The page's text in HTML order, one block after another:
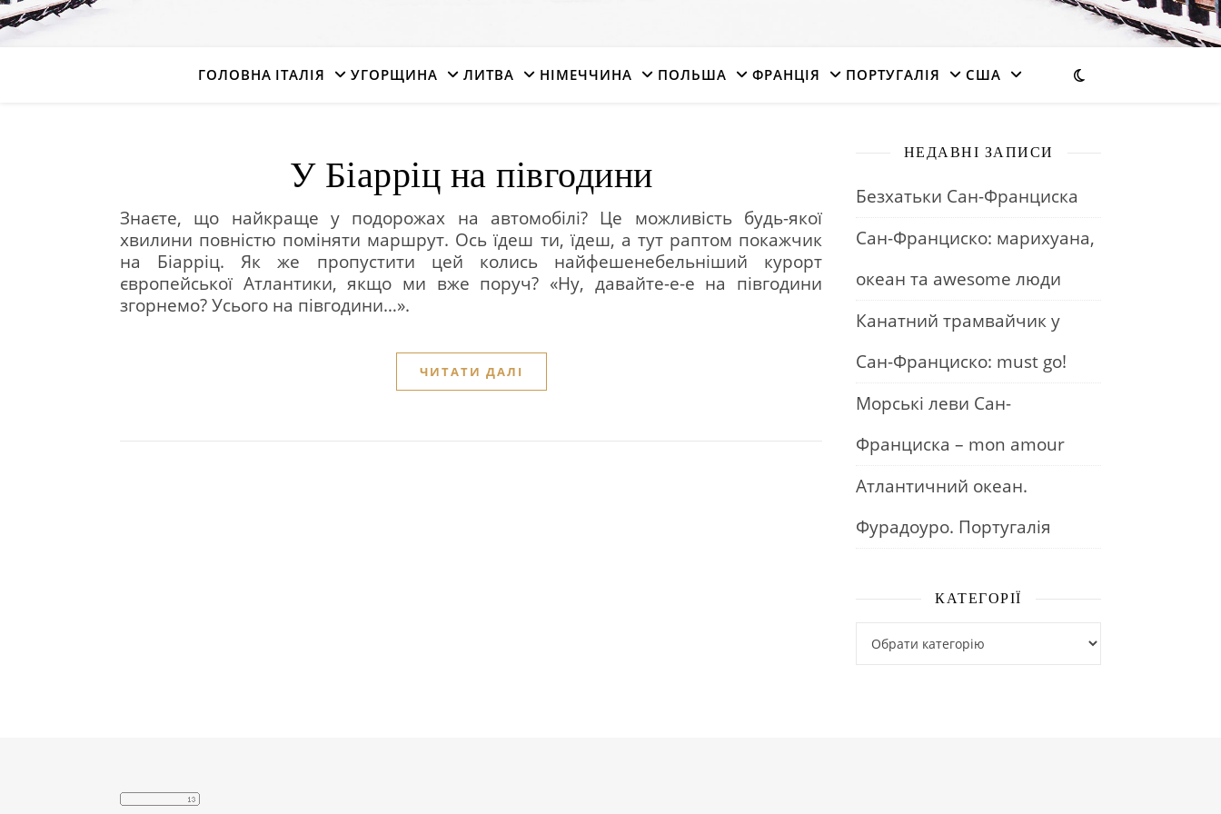
ГОЛОВНА ІТАЛІЯ УГОРЩИНА ЛИТВА НІМЕЧЧИНА ПОЛЬША ФРАНЦІЯ ПОРТУГАЛІЯ США
У Біарріц на півгодини
Знаєте, що найкраще у подорожах на автомобілі? Це можливість будь-якої
хвилини повністю поміняти маршрут. Ось їдеш ти, їдеш, а тут раптом покажчик
на Біарріц. Як же пропустити цей колись найфешенебельніший курорт
європейської Атлантики, якщо ми вже поруч? «Ну, давайте-е-е на півгодини
згорнемо? Усього на півгодини…».
ЧИТАТИ ДАЛІ
НЕДАВНІ ЗАПИСИ
Безхатьки Сан-Франциска
Сан-Франциско: марихуана,
океан та awesome люди
Канатний трамвайчик у
Сан-Франциско: must go!
Морські леви Сан-
Франциска – mon amour
Атлантичний океан.
Фурадоуро. Португалія
КАТЕГОРІЇ